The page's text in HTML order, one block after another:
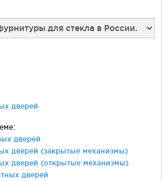
дверей
дверей
дверей (закрытые механизмы)
дверей (открытые механизмы)
дверей